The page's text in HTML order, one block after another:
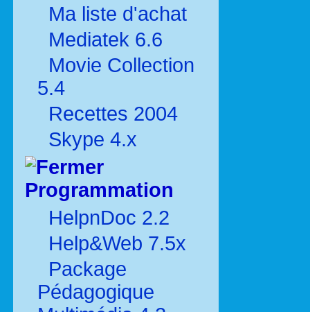
Ma liste d'achat
Mediatek 6.6
Movie Collection
5.4
Recettes 2004
Skype 4.x
Programmation
HelpnDoc 2.2
Help&Web 7.5x
Package
Pédagogique